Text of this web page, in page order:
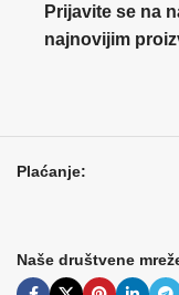
Prijavite se na
najnovijim
Plaćanje:
Naše društvene